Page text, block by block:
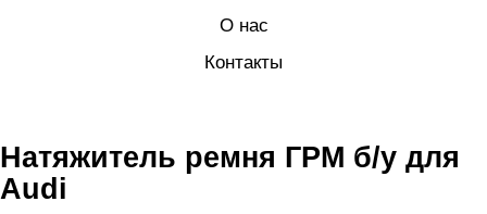
О нас
Контакты
Натяжитель ремня ГРМ б/у для
Audi